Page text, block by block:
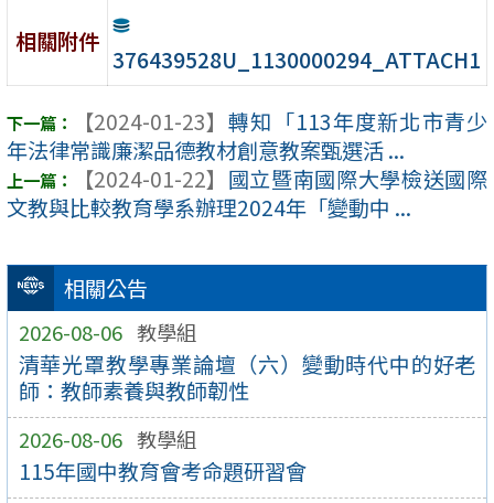
相關公告
2026-08-06 教學組
清華光罩教學專業論壇（六）變動時代中的好老
師：教師素養與教師韌性
2026-08-06 教學組
115年國中教育會考命題研習會
相關附件
376439528U_1130000294_ATTACH1
【2024-01-23】 轉知「113年度新北市青少
年法律常識廉潔品德教材創意教案甄選活 ...
【2024-01-22】 國立暨南國際大學檢送國際
文教與比較教育學系辦理2024年「變動中 ...